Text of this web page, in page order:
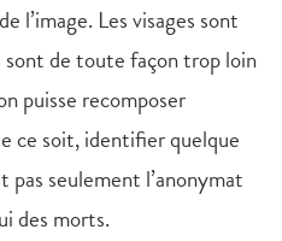
l’image. Les visages sont
de toute façon trop loin
puisse recomposer
ce soit, identifier quelque
pas seulement l’anonymat
des morts.